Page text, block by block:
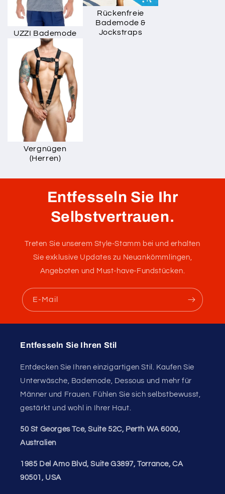
UZZI Bademode
Rückenfreie
Bademode &
Jockstraps
Vergnügen
(Herren)
Entfesseln Sie Ihr
Selbstvertrauen.
Treten Sie unserem Style-Stamm bei und erhalten
Sie exklusive Updates zu Neuankömmlingen,
Angeboten und Must-have-Fundstücken.
E-Mail
Entfesseln Sie Ihren Stil
Entdecken Sie Ihren einzigartigen Stil. Kaufen Sie
Unterwäsche, Bademode, Dessous und mehr für
Männer und Frauen. Fühlen Sie sich selbstbewusst,
gestärkt und wohl in Ihrer Haut.
50 St Georges Tce, Suite 52C, Perth WA 6000,
Australien
1985 Del Amo Blvd, Suite G3897, Torrance, CA
90501, USA